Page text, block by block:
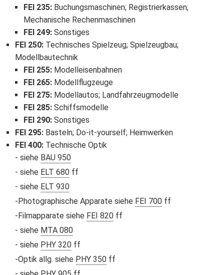
FEI 235: Buchungsmaschinen; Registrierkassen;
Mechanische Rechenmaschinen
FEI 249: Sonstiges
FEI 250:Technisches Spielzeug; Spielzeugbau;
Modellbautechnik
FEI 255: Modelleisenbahnen
FEI 265: Modellflugzeuge
FEI 275: Modellautos; Landfahrzeugmodelle
FEI 285: Schiffsmodelle
FEI 290: Sonstiges
FEI 295:Basteln; Do-it-yourself; Heimwerken
FEI 400:Technische Optik
siehe BAU 950
siehe ELT 680ff
siehe ELT 930
Photographische Apparate siehe FEI 700ff
Filmapparate siehe FEI 820ff
siehe MTA 080
siehe PHY 320ff
Optik allg. siehe PHY 350ff